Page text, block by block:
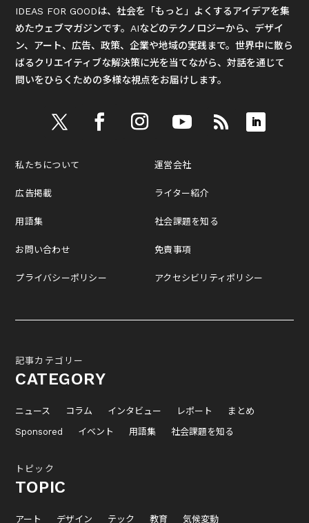
IDEAS FOR GOODは、社会を「もっと」よくするアイデアを集
めたウェブマガジンです。AIなどのテクノロジーから、デザイ
ン、アート、広告、政策、企業や地域の実践まで。世界中に散ら
ばるクリエイティブな解決策に光を当てながら、対話を通じて
問いをひらくための多様な視点をお届けします。
私たちについて
広告掲載
用語集
お問い合わせ
プライバシーポリシー
運営会社
ライター紹介
社会課題を知る
免責事項
アクセシビリティポリシー
記事カテゴリー
CATEGORY
ニュース コラム インタビュー レポート
まとめ
Sponsored
イベント 用語集 社会課題を知る
トピック
TOPIC
アート デザイン テック 教育 気候変動